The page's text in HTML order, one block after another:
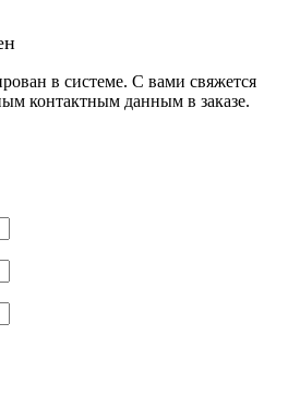
в системе. С вами свяжется
контактным данным в заказе.